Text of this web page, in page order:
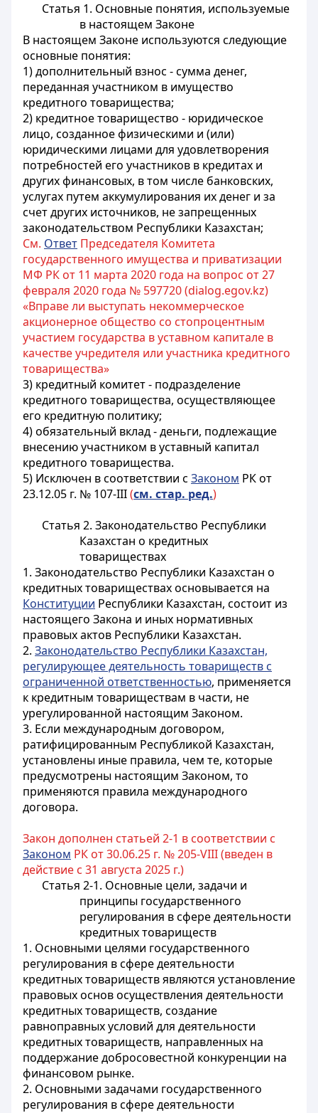
Статья 1. Основные понятия, используемые
в настоящем Законе
В настоящем Законе используются следующие
основные понятия:
1) дополнительный взнос - сумма денег,
переданная участником в имущество
кредитного товарищества;
2) кредитное товарищество - юридическое
лицо, созданное физическими и (или)
юридическими лицами для удовлетворения
потребностей его участников в кредитах и
других финансовых, в том числе банковских,
услугах путем аккумулирования их денег и за
счет других источников, не запрещенных
законодательством Республики Казахстан;
См. Ответ Председателя Комитета
государственного имущества и приватизации
МФ РК от 11 марта 2020 года на вопрос от 27
февраля 2020 года № 597720 (dialog.egov.kz)
«Вправе ли выступать некоммерческое
акционерное общество со стопроцентным
участием государства в уставном капитале в
качестве учредителя или участника кредитного
товарищества»
3) кредитный комитет - подразделение
кредитного товарищества, осуществляющее
его кредитную политику;
4) обязательный вклад - деньги, подлежащие
внесению участником в уставный капитал
кредитного товарищества.
5) Исключен в соответствии с Законом РК от
23.12.05 г. № 107-III(см. стар. ред.)
Статья 2. Законодательство Республики
Казахстан о кредитных
товариществах
1. Законодательство Республики Казахстан о
кредитных товариществах основывается на
Конституции Республики Казахстан, состоит из
настоящего Закона и иных нормативных
правовых актов Республики Казахстан.
2. Законодательство Республики Казахстан,
регулирующее деятельность товариществ с
ограниченной ответственностью, применяется
к кредитным товариществам в части, не
урегулированной настоящим Законом.
3. Если международным договором,
ратифицированным Республикой Казахстан,
установлены иные правила, чем те, которые
предусмотрены настоящим Законом, то
применяются правила международного
договора.
Закон дополнен статьей 2-1 в соответствии с
Законом РК от 30.06.25 г. № 205-VIII (введен в
действие с 31 августа 2025 г.)
Статья 2-1. Основные цели, задачи и
принципы государственного
регулирования в сфере деятельности
кредитных товариществ
1. Основными целями государственного
регулирования в сфере деятельности
кредитных товариществ являются установление
правовых основ осуществления деятельности
кредитных товариществ, создание
равноправных условий для деятельности
кредитных товариществ, направленных на
поддержание добросовестной конкуренции на
финансовом рынке.
2. Основными задачами государственного
регулирования в сфере деятельности